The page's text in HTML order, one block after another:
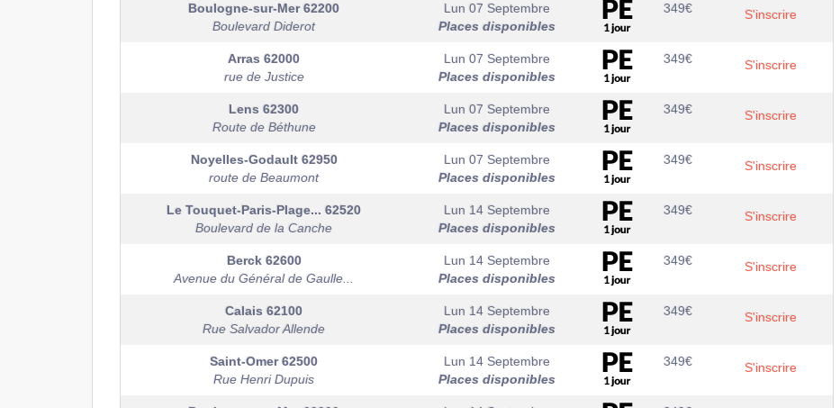
Boulogne-sur-Mer62200
Boulevard Diderot
Lun 07 Septembre
Places disponibles
349€ S'inscrire
Arras 62000
rue de Justice
Lun 07 Septembre
Places disponibles
349€ S'inscrire
Lens 62300
Route de Béthune
Lun 07 Septembre
Places disponibles
349€ S'inscrire
Noyelles-Godault 62950
route de Beaumont
Lun 07 Septembre
Places disponibles
349€ S'inscrire
Le Touquet-Paris-Plage... 62520
Boulevard de la Canche
Lun 14 Septembre
Places disponibles
349€ S'inscrire
Berck 62600
Avenue du Général de Gaulle...
Lun 14 Septembre
Places disponibles
349€ S'inscrire
Calais 62100
Rue Salvador Allende
Lun 14 Septembre
Places disponibles
349€ S'inscrire
Saint-Omer62500
Rue Henri Dupuis
Lun 14 Septembre
Places disponibles
349€ S'inscrire